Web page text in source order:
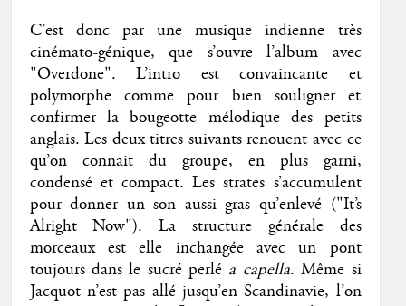
C’est donc par une musique indienne très
cinémato-génique, que s’ouvre l’album avec
"Overdone". L’intro est convaincante et
polymorphe comme pour bien souligner et
confirmer la bougeotte mélodique des petits
anglais. Les deux titres suivants renouent avec ce
qu’on connait du groupe, en plus garni,
condensé et compact. Les strates s’accumulent
pour donner un son aussi gras qu’enlevé ("It’s
Alright Now"). La structure générale des
morceaux est elle inchangée avec un pont
toujours dans le sucré perlé a capella. Même si
Jacquot n’est pas allé jusqu’en Scandinavie, l’on